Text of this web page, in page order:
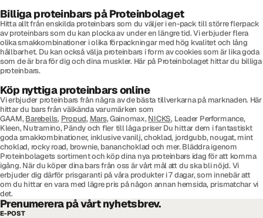
Billiga proteinbars på Proteinbolaget
Hitta allt från enskilda proteinbars som du väljer i en-pack till större flerpack
av proteinbars som du kan plocka av under en längre tid. Vi erbjuder flera
olika smakkombinationer i olika förpackningar med hög kvalitet och lång
hållbarhet. Du kan också välja proteinbars i form av cookies som är lika goda
som de är bra för dig och dina muskler. Här på Proteinbolaget hittar du billiga
proteinbars.
Köp nyttiga proteinbars online
Vi erbjuder proteinbars från några av de bästa tillverkarna på marknaden. Här
hittar du bars från välkända varumärken som
GAAM,Barebells, Propud, Mars, Gainomax,NICKS, Leader Performance,
Kleen, Nutramino, Pändy och fler till låga priser Du hittar dem i fantastiskt
goda smakkombinationer, inklusive vanilj, choklad, jordgubb, nougat, mint
choklad, rocky road, brownie, bananchoklad och mer. Bläddra igenom
Proteinbolagets sortiment och köp dina nya proteinbars idag för att komma
igång. När du köper dina bars från oss är vårt mål att du ska bli nöjd. Vi
erbjuder dig därför prisgaranti på våra produkter i 7 dagar, som innebär att
om du hittar en vara med lägre pris på någon annan hemsida, prismatchar vi
det.
Prenumerera på vårt nyhetsbrev.
E-POST